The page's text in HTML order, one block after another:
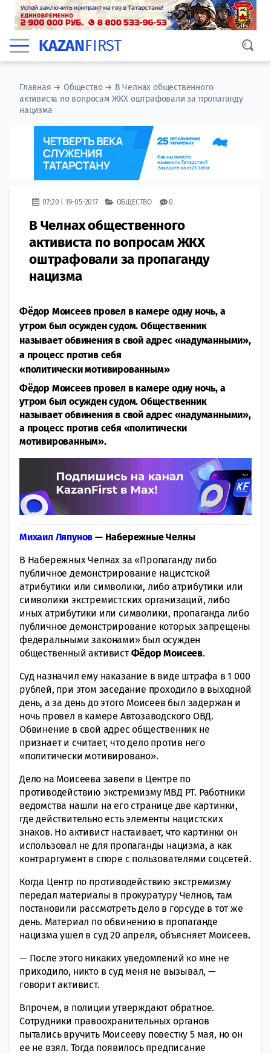
KAZANFIRST
Главная →Общество→ В Челнах общественного
активиста по вопросам ЖКХ оштрафовали за пропаганду
нацизма
07:20 | 19-05-2017 ОБЩЕСТВО 0
В Челнах общественного
активиста по вопросам ЖКХ
оштрафовали за пропаганду
нацизма
Фёдор Моисеев провел в камере одну ночь, а
утром был осужден судом. Общественник
называет обвинения в свой адрес «надуманными»,
а процесс против себя
«политически мотивированным»
Фёдор Моисеев провел в камере одну ночь, а
утром был осужден судом. Общественник
называет обвинения в свой адрес «надуманными»,
а процесс против себя «политически
мотивированным».
Михаил Ляпунов — Набережные Челны
В Набережных Челнах за «Пропаганду либо
публичное демонстрирование нацистской
атрибутики или символики, либо атрибутики или
символики экстремистских организаций, либо
иных атрибутики или символики, пропаганда либо
публичное демонстрирование которых запрещены
федеральными законами» был осужден
общественный активистФёдор Моисеев.
Суд назначил ему наказание в виде штрафа в 1 000
рублей, при этом заседание проходило в выходной
день, а за день до этого Моисеев был задержан и
ночь провел в камере Автозаводского ОВД.
Обвинение в свой адрес общественник не
признает и считает, что дело против него
«политически мотивировано».
Дело на Моисеева завели в Центре по
противодействию экстремизму МВД РТ. Работники
ведомства нашли на его странице две картинки,
где действительно есть элементы нацистских
знаков. Но активист настаивает, что картинки он
использовал не для пропаганды нацизма, а как
контраргумент в споре с пользователями соцсетей.
Когда Центр по противодействию экстремизму
передал материалы в прокуратуру Челнов, там
постановили рассмотреть дело в горсуде в тот же
день. Материал по обвинению в пропаганде
нацизма ушел в суд 20 апреля, объясняет Моисеев.
— После этого никаких уведомлений ко мне не
приходило, никто в суд меня не вызывал, —
говорит активист.
Впрочем, в полиции утверждают обратное.
Сотрудники правоохранительных органов
пытались вручить Моисееву повестку 5 мая, но он
ее не взял. Тогда появилось предписание